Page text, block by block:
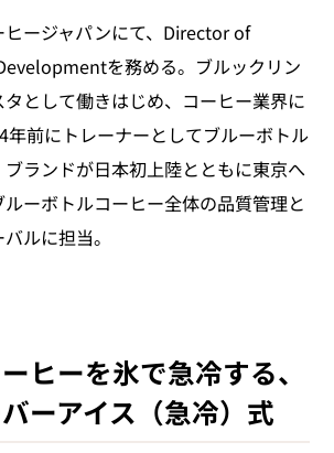
ヒージャパンにて、Director of
を務める。ブルックリン
として働きはじめ、コーヒー業界に
年前にトレーナーとしてブルーボトル
ランドが日本初上陸とともに東京へ
ーボトルコーヒー全体の品質管理と
ルに担当。
ヒーを氷で急冷する、
ーアイス（急冷）式